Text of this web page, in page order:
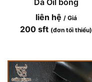
Da Oil bóng
liên hệ / Giá
200 sft (đơn tối thiểu)